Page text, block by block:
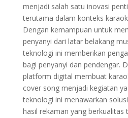
menjadi salah satu inovasi
terutama dalam konteks
Dengan kemampuan untuk
penyanyi dari latar belakang
teknologi ini memberikan
bagi penyanyi dan pendengar.
platform digital membuat
cover song menjadi kegiatan
teknologi ini menawarkan
hasil rekaman yang berkualitas